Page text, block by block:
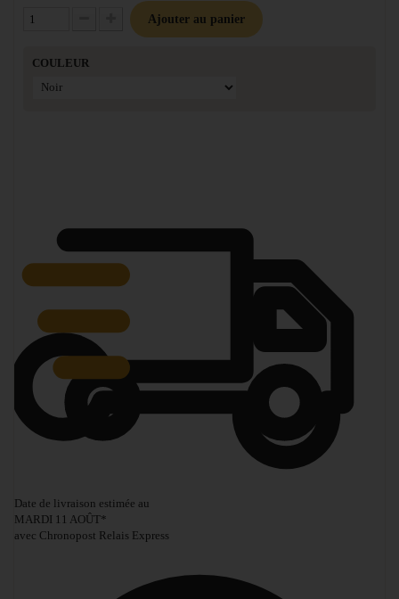
Diminuer la quantité
Augmenter la quantité
Ajouter au panier
COULEUR
Date de livraison estimée au
MARDI 11 AOÛT*
avec Chronopost Relais Express